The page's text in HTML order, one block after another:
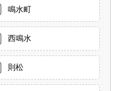
鳴水町
西鳴水
則松